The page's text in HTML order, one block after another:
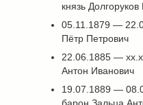
князь
05.11.1879 —
Пётр Петрович
22.06.1885 —
Антон Иванович
19.07.1889 —